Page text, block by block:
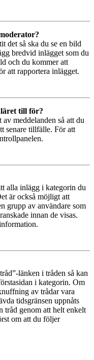
det så ska du se en bild
bredvid inlägget som du
och du kommer att
att rapportera inlägget.
till för?
meddelanden så att du
senare tillfälle. För att
alla inlägg i kategorin du
är också möjligt att
grupp av användare som
innan de visas.
länken i tråden så kan
i kategorin. Om
av trådar vara
tidsgränsen uppnåts
tråd genom att helt enkelt
om att du följer